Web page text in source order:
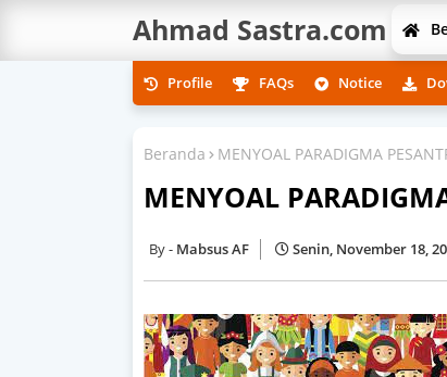
Ahmad Sastra.com
Profile FAQs Notice
Beranda MENYOAL PARADIGMA
MENYOAL
Mabsus AF Senin, November 18,